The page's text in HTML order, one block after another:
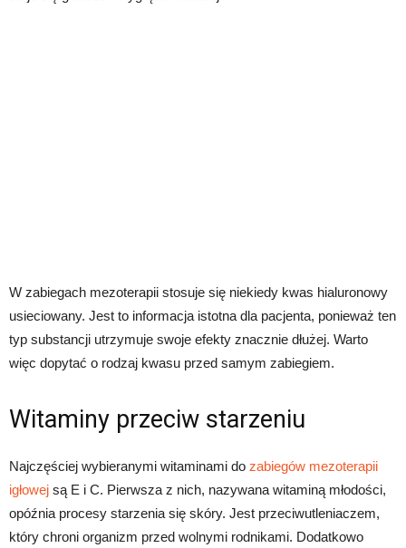
W zabiegach mezoterapii stosuje się niekiedy kwas hialuronowy
usieciowany. Jest to informacja istotna dla pacjenta, ponieważ ten
typ substancji utrzymuje swoje efekty znacznie dłużej. Warto
więc dopytać o rodzaj kwasu przed samym zabiegiem.
Witaminy przeciw starzeniu
Najczęściej wybieranymi witaminami do zabiegów mezoterapii
igłowej są E i C. Pierwsza z nich, nazywana witaminą młodości,
opóźnia procesy starzenia się skóry. Jest przeciwutleniaczem,
który chroni organizm przed wolnymi rodnikami. Dodatkowo